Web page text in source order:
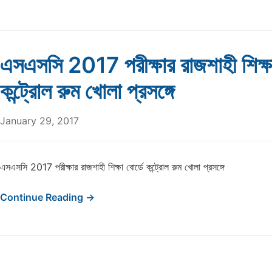
এসএসসি 2017 পরীক্ষার রাজশাহী
কন্ট্রোল রুম খোলা প্রসঙ্গে
January 29, 2017
এসএসসি 2017 পরীক্ষার রাজশাহী শিক্ষা বোর্ডে কন্ট্রোল রুম খোলা প্রসঙ্গে
Continue Reading →